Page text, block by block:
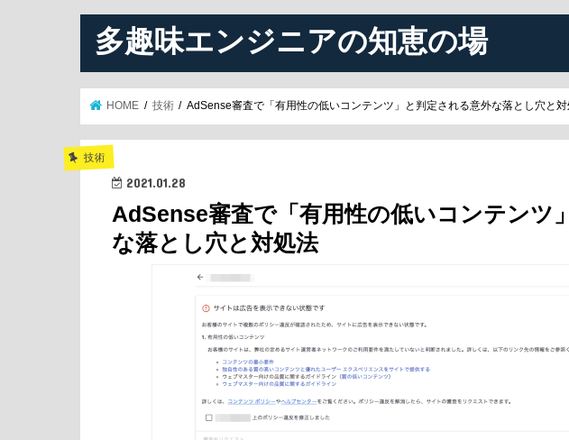
多趣味エンジニアの知恵の場
HOME 技術 AdSense審査で「有用性の低いコンテンツ」と判定される意外な落とし穴と対
技術
2021.01.28
AdSense審査で「有用性の低いコンテンツ
な落とし穴と対処法